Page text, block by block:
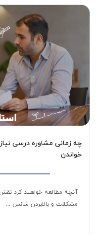
چه زمانی مشاوره درسی
خواندن
آنچه مطالعه خواهید کرد نقش
مشکلات و بالابردن شانس ...